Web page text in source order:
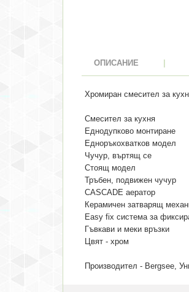
ОПИСАНИЕ
Хромиран смесител за
Смесител за кухня
Еднодупково монтиране
Едноръкохватков модел
Чучур, въртящ се
Стоящ модел
Тръбен, подвижен чучур
CASCADE аератор
Керамичен затварящ
Easy fix система за
Гъвкави и меки връзки
Цвят - хром
Производител - Bergsee,